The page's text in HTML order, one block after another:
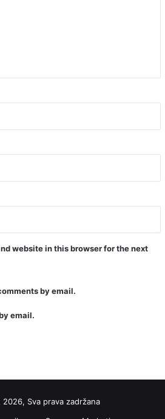
website in this browser for the next
by email.
email.
Sva prava zadržana